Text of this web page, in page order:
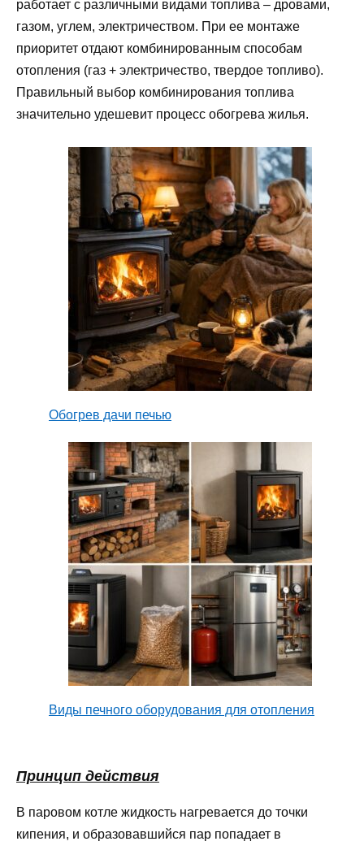
работает с различными видами топлива – дровами,
газом, углем, электричеством. При ее монтаже
приоритет отдают комбинированным способам
отопления (газ + электричество, твердое топливо).
Правильный выбор комбинирования топлива
значительно удешевит процесс обогрева жилья.
Обогрев дачи печью
Виды печного оборудования для отопления
Принцип действия
В паровом котле жидкость нагревается до точки
кипения, и образовавшийся пар попадает в